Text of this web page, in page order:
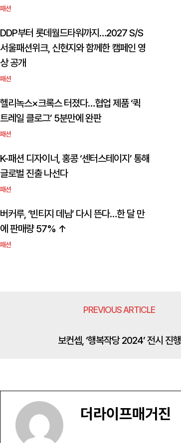
패션
DDP부터 롯데월드타워까지…2027 S/S
서울패션위크, 신현지와 함께한 캠페인 영
상 공개
패션
헬리녹스×크록스 터졌다…협업 제품 ‘퀵
트레일 클로그’ 5분만에 완판
패션
K-패션 디자이너, 홍콩 ‘센터스테이지’ 통해
글로벌 진출 나선다
패션
버커루, ‘빈티지 데님’ 다시 뜬다…한 달 만
에 판매량 57% ↑
패션
PREVIOUS ARTICLE
보컨셉, ‘행복작당 2024’ 전시 진행
더라이프매거진